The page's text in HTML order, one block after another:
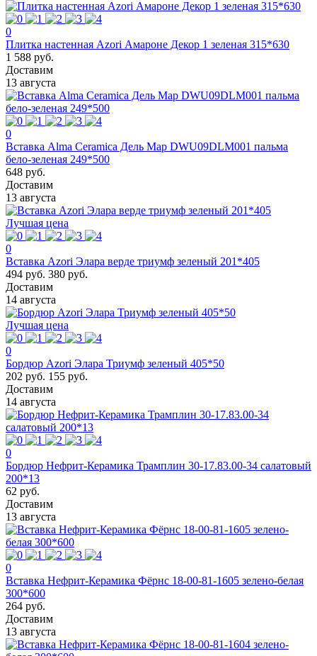
0
Плитка настенная Azori Амароне Декор 1 зеленая 315*630
1 588 руб.
Доставим
13 августа
0
Вставка Alma Ceramica Дель Мар DWU09DLM001 пальма
бело-зеленая 249*500
648 руб.
Доставим
13 августа
Лучшая цена
0
Вставка Azori Элара верде триумф зеленый 201*405
494 руб. 380 руб.
Доставим
14 августа
Лучшая цена
0
Бордюр Azori Элара Триумф зеленый 405*50
202 руб. 155 руб.
Доставим
14 августа
0
Бордюр Нефрит-Керамика Трамплин 30-17.83.00-34 салатовый
200*13
62 руб.
Доставим
13 августа
0
Вставка Нефрит-Керамика Фёрнс 18-00-81-1605 зелено-белая
300*600
264 руб.
Доставим
13 августа